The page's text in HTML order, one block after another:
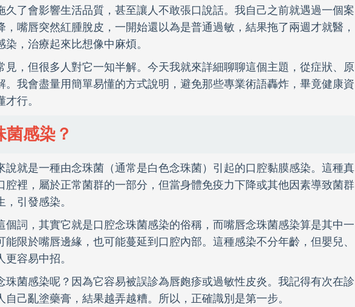
久了會影響生活品質，甚至讓人不敢張口說話。我自己之前就遇過一個案
，嘴唇突然紅腫脫皮，一開始還以為是普通過敏，結果拖了兩週才就醫，
，治療起來比想像中麻煩。
見，但很多人對它一知半解。今天我就來詳細聊聊這個主題，從症狀、原
。我會盡量用簡單易懂的方式說明，避免那些專業術語轟炸，畢竟健康資
行。
感染？
說就是一種由念珠菌（通常是白色念珠菌）引起的口腔黏膜感染。這種真
腔裡，屬於正常菌群的一部分，但當身體免疫力下降或其他因素導致菌群
引發感染。
個詞，其實它就是口腔念珠菌感染的俗稱，而嘴唇念珠菌感染算是其中一
限於嘴唇邊緣，也可能蔓延到口腔內部。這種感染不分年齡，但嬰兒、
容易中招。
珠菌感染呢？因為它容易被誤診為唇皰疹或過敏性皮炎。我記得有次在診
己亂塗藥膏，結果越弄越糟。所以，正確識別是第一步。